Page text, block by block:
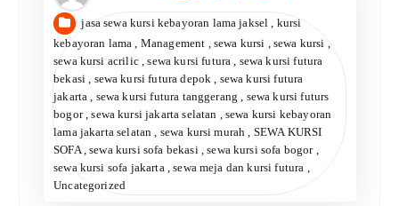
jasa sewa kursi kebayoran lama jaksel , kursi
kebayoran lama
Management sewa kursi sewa kursi
sewa kursi acrilic,sewa kursi futura
sewa kursi futura
bekasi
sewa kursi futura depok
sewa kursi futura
jakarta
sewa kursi futura tanggerang
sewa kursi futurs
bogor,sewa kursi jakarta selatan
sewa kursi kebayoran
lama jakarta selatan
sewa kursi murah
SEWA KURSI
SOFA,sewa kursi sofa bekasi ,sewa kursi sofa bogor,
sewa kursi sofa jakarta ,sewa meja dan kursi futura
Uncategorized